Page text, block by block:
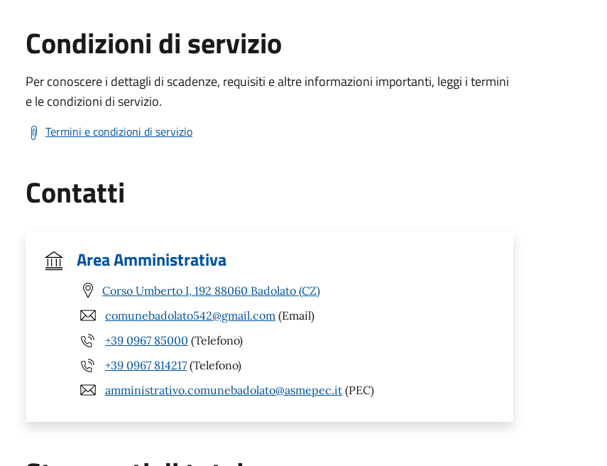
Condizioni di servizio
Per conoscere i dettagli di scadenze, requisiti e altre informazioni importanti, leggi i termini
e le condizioni di servizio.
Termini e condizioni di servizio
Contatti
Area Amministrativa
Corso Umberto I, 192 88060 Badolato (CZ)
comunebadolato542@gmail.com (Email)
+39 0967 85000 (Telefono)
+39 0967 814217 (Telefono)
amministrativo.comunebadolato@asmepec.it (PEC)